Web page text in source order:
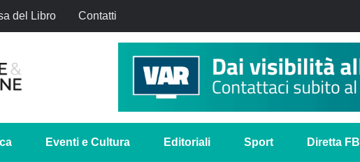
del Libro Contatti
Eventi e Cultura Editoriali Sport Diretta FB